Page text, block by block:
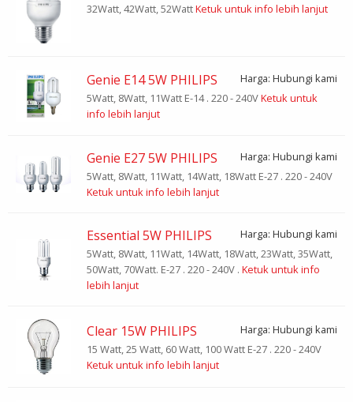
32Watt, 42Watt, 52WattKetuk untuk info lebih lanjut
Genie E14 5W PHILIPS
Harga: Hubungi kami
5Watt, 8Watt, 11Watt E-14 . 220 - 240VKetuk untuk
info lebih lanjut
Genie E27 5W PHILIPS
Harga: Hubungi kami
5Watt, 8Watt, 11Watt, 14Watt, 18Watt E-27 . 220 - 240V
Ketuk untuk info lebih lanjut
Essential 5W PHILIPS
Harga: Hubungi kami
5Watt, 8Watt, 11Watt, 14Watt, 18Watt, 23Watt, 35Watt,
50Watt, 70Watt. E-27 . 220 - 240V . Ketuk untuk info
lebih lanjut
Clear 15W PHILIPS
Harga: Hubungi kami
15 Watt, 25 Watt, 60 Watt, 100 Watt E-27 . 220 - 240V
Ketuk untuk info lebih lanjut